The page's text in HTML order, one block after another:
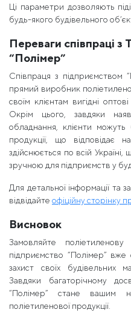
Ці параметри дозволяють
будь-якого будівельного
Переваги співпраці
“Полімер”
Співпраця з підприємством
прямий виробник
своїм клієнтам вигідні
Окрім цього, завдяки
обладнання, клієнти можуть
продукції, що відповідає
здійснюється по всій
зручною для підприємств у
Для детальної інформації та
відвідайте офіційну сторінку
Висновок
Замовляйте
підприємство “Полімер” вже
захист своїх будівельних
Завдяки багаторічному
“Полімер” стане вашим
поліетиленової продукції.